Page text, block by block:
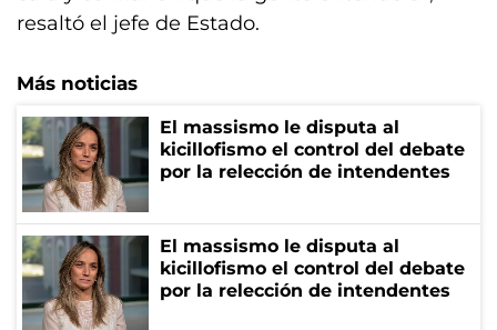
resaltó el jefe de Estado.
Más noticias
El massismo le disputa al
kicillofismo el control del debate
por la relección de intendentes
El massismo le disputa al
kicillofismo el control del debate
por la relección de intendentes